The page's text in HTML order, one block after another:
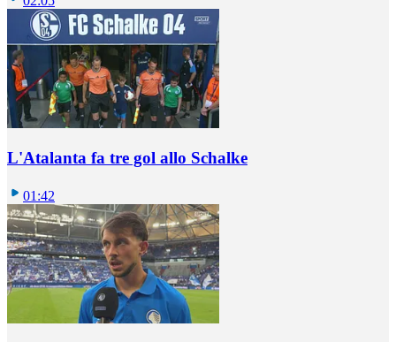
L'Atalanta fa tre gol allo Schalke
01:42